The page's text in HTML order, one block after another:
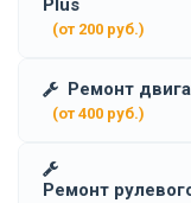
(от 200 руб.)
Ремонт
(от 400 руб.)
Ремонт